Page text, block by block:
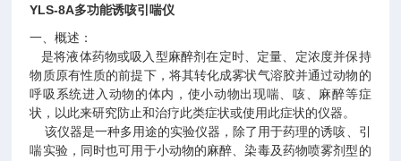
YLS-8A多功能诱咳引喘仪
一、概述：
是将液体药物或吸入型麻醉剂在定时、定量、定浓度并保持
物质原有性质的前提下，将其转化成雾状气溶胶并通过动物的
呼吸系统进入动物的体内，使小动物出现喘、咳、麻醉等症
状，以此来研究防止和治疗此类症状或使用此症状的仪器。
该仪器是一种多用途的实验仪器，除了用于药理的诱咳、引
喘实验，同时也可用于小动物的麻醉、染毒及药物喷雾剂型的